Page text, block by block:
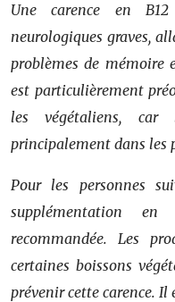
Une carence en
neurologiques graves,
problèmes de mémoire
est particulièrement
les végétaliens,
principalement dans les
Pour les personnes
supplémentation
recommandée. Les
certaines boissons
prévenir cette carence.